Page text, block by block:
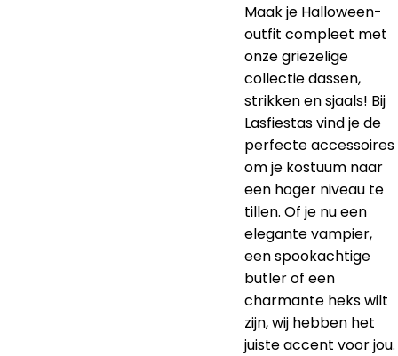
Maak je Halloween-
outfit compleet met
onze griezelige
collectie dassen,
strikken en sjaals! Bij
Lasfiestas vind je de
perfecte accessoires
om je kostuum naar
een hoger niveau te
tillen. Of je nu een
elegante vampier,
een spookachtige
butler of een
charmante heks wilt
zijn, wij hebben het
juiste accent voor jou.